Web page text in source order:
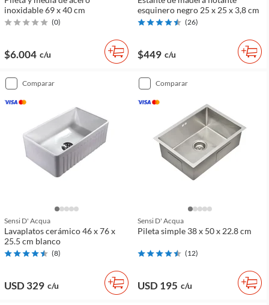
inoxidable 69 x 40 cm
(0)
$6.004 c/u
esquinero negro 25 x 25 x 3,8 cm
(26)
$449 c/u
comparar
Sensi D' Acqua
Lavaplatos cerámico 46 x 76 x
25.5 cm blanco
(8)
USD 329 c/u
comparar
Sensi D' Acqua
Pileta simple 38 x 50 x 22.8 cm
(12)
USD 195 c/u